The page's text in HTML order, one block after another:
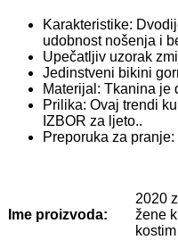
Karakteristike:
udobnost nošenja i
Upečatljiv uzorak
Jedinstveni bikini
Materijal: Tkanina je
Prilika: Ovaj trendi
IZBOR za ljeto..
Preporuka za
Ime proizvoda:
2020
žene